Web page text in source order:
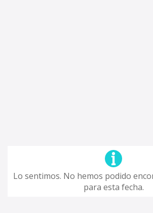
Lo sentimos. No hemos podido
para esta fecha.